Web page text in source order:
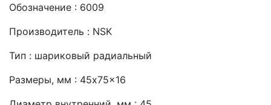
Обозначение : 6009
Производитель : NSK
Тип : шариковый радиальный
Размеры, мм : 45x75x16